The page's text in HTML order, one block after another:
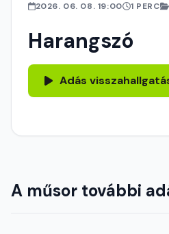
2026. 06. 08. 19:00 1 PERC
Harangszó
Adás
A műsor további